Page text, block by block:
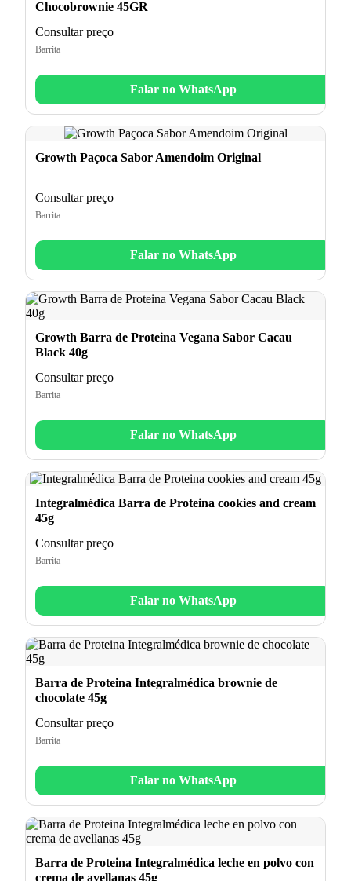
Chocobrownie 45GR
Consultar preço
Barrita
Falar no WhatsApp
Growth Paçoca Sabor Amendoim Original
Consultar preço
Barrita
Falar no WhatsApp
Growth Barra de Proteina Vegana Sabor Cacau
Black 40g
Consultar preço
Barrita
Falar no WhatsApp
Integralmédica Barra de Proteina cookies and cream
45g
Consultar preço
Barrita
Falar no WhatsApp
Barra de Proteina Integralmédica brownie de
chocolate 45g
Consultar preço
Barrita
Falar no WhatsApp
Barra de Proteina Integralmédica leche en polvo con
crema de avellanas 45g